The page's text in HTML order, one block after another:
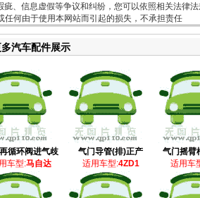
疵、信息虚假等争议和纠纷，您可以依照相关法律
任何由于使用本网站而引起的损失，不承担责任
汽车配件展示
循环阀进气歧
车型:马自达
气门导管(排)正产
适用车型:4ZD1
气门摇臂
适用车